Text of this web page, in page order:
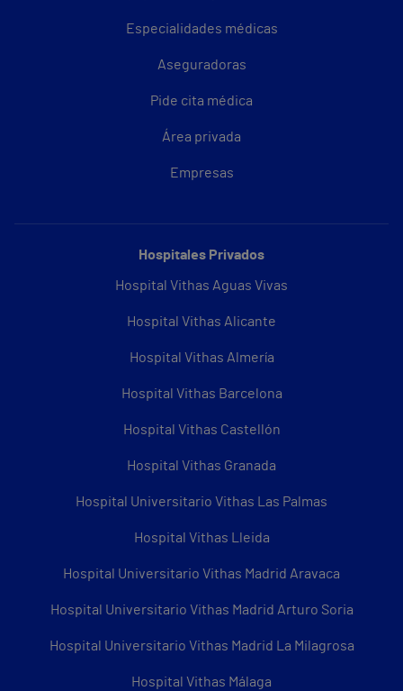
Especialidades médicas
Aseguradoras
Pide cita médica
Área privada
Empresas
Hospitales Privados
Hospital Vithas Aguas Vivas
Hospital Vithas Alicante
Hospital Vithas Almería
Hospital Vithas Barcelona
Hospital Vithas Castellón
Hospital Vithas Granada
Hospital Universitario Vithas Las Palmas
Hospital Vithas Lleida
Hospital Universitario Vithas Madrid Aravaca
Hospital Universitario Vithas Madrid Arturo Soria
Hospital Universitario Vithas Madrid La Milagrosa
Hospital Vithas Málaga